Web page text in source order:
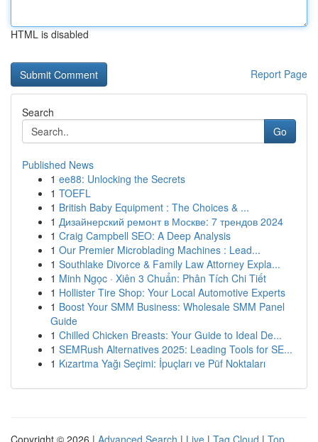
HTML is disabled
Report Page
Search
Go
Published News
1 ee88: Unlocking the Secrets
1 TOEFL
1 British Baby Equipment : The Choices & ...
1 Дизайнерский ремонт в Москве: 7 трендов 2024
1 Craig Campbell SEO: A Deep Analysis
1 Our Premier Microblading Machines : Lead...
1 Southlake Divorce & Family Law Attorney Expla...
1 Minh Ngọc · Xiên 3 Chuẩn: Phân Tích Chi Tiết
1 Hollister Tire Shop: Your Local Automotive Experts
1 Boost Your SMM Business: Wholesale SMM Panel
Guide
1 Chilled Chicken Breasts: Your Guide to Ideal De...
1 SEMRush Alternatives 2025: Leading Tools for SE...
1 Kızartma Yağı Seçimi: İpuçları ve Püf Noktaları
Copyright © 2026 | Advanced Search | Live | Tag Cloud | Top